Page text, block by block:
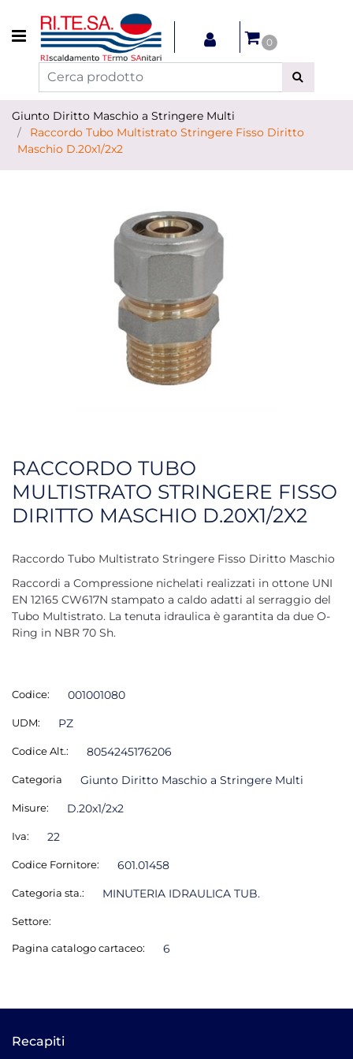
Open menu
0
Giunto Diritto Maschio a Stringere Multi
Raccordo Tubo Multistrato Stringere Fisso Diritto
Maschio D.20x1/2x2
RACCORDO TUBO
MULTISTRATO STRINGERE FISSO
DIRITTO MASCHIO D.20X1/2X2
Raccordo Tubo Multistrato Stringere Fisso Diritto Maschio
Raccordi a Compressione nichelati realizzati in ottone UNI
EN 12165 CW617N stampato a caldo adatti al serraggio del
Tubo Multistrato. La tenuta idraulica è garantita da due O-
Ring in NBR 70 Sh.
Codice: 001001080
UDM: PZ
Codice Alt.: 8054245176206
Categoria Giunto Diritto Maschio a Stringere Multi
Misure: D.20x1/2x2
Iva: 22
Codice Fornitore: 601.01458
Categoria sta.: MINUTERIA IDRAULICA TUB.
Settore:
Pagina catalogo cartaceo: 6
Recapiti